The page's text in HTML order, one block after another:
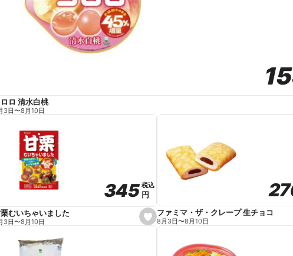
ロロ 清水白桃
3日〜8月10日
s
e
345
345税込
税込
円
円
むいちゃいました
3日〜8月10日
ファミマ・ザ・クレープ 生チョコ
8月3日〜8月10日